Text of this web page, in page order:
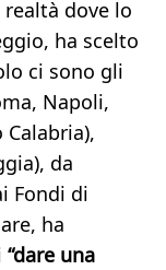
dove lo
ha scelto
ci sono gli
Napoli,
Calabria),
da
Fondi di
ha
“dare una